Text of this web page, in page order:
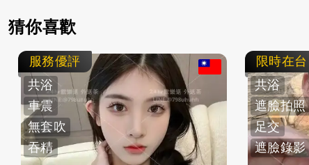
猜你喜歡
服務優評
共浴
車震
無套吹
吞精
限時在台
共浴
遮臉拍照
足交
遮臉錄影